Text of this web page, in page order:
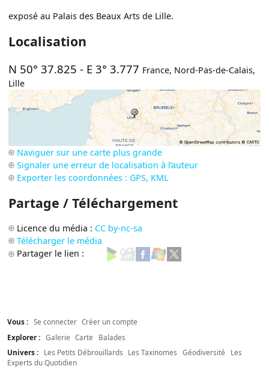
exposé au Palais des Beaux Arts de Lille.
Localisation
N 50° 37.825 - E 3° 3.777 France, Nord-Pas-de-Calais,
Lille
Naviguer sur une carte plus grande
Signaler une erreur de localisation à l’auteur
Exporter les coordonnées : GPS, KML
Partage / Téléchargement
Licence du média : CC by-nc-sa
Télécharger le média
Partager le lien :
Vous : Se connecter Créer un compte
Explorer : Galerie Carte
Balades
Univers :
Les Petits Débrouillards Les Taxinomes Géodiversité
Les
Experts du Quotidien